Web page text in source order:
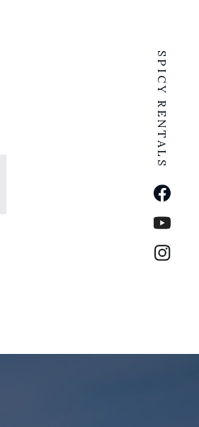
SPICY RENTALS
公式
公式
公式イ